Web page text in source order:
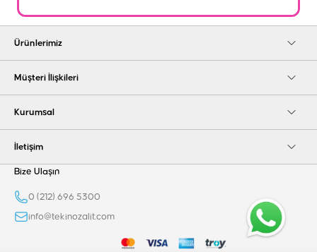
Ürünlerimiz
Müşteri İlişkileri
Kurumsal
İletişim
Bize Ulaşın
0 (212) 696 5300
info@tekinozalit.com